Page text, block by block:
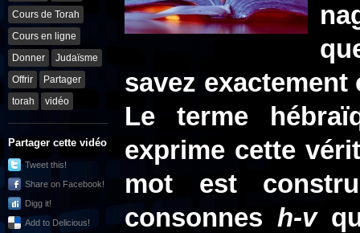
Cours de Torah
Cours en ligne
Donner
Judaïsme
Offrir
Partager
torah
vidéo
Partager cette vidéo
Tweet this!
Share on Facebook!
Digg it!
Add to Delicious!
savez
Le terme
exprime cette
mot est
consonnes h-v